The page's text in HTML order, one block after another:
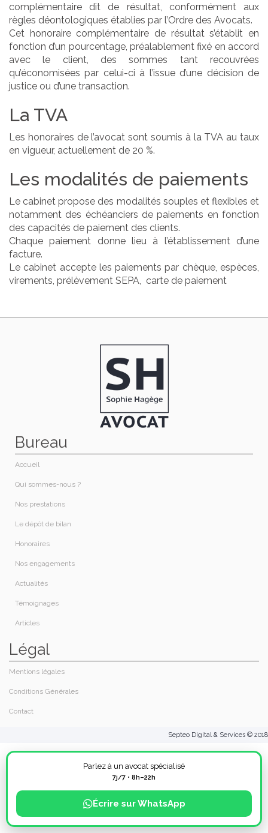
Parlez à un avocat spécialisé
7j/7 • 8h–22h
Écrire sur WhatsApp
complémentaire dit de résultat, conformément aux
règles déontologiques établies par l’Ordre des Avocats.
Cet honoraire complémentaire de résultat s’établit en
fonction d’un pourcentage, préalablement fixé en accord
avec le client, des sommes tant recouvrées
qu’économisées par celui-ci à l’issue d’une décision de
justice ou d’une transaction.
La TVA
Les honoraires de l’avocat sont soumis à la TVA au taux
en vigueur, actuellement de 20 %.
Les modalités de paiements
Le cabinet propose des modalités souples et flexibles et
notamment des échéanciers de paiements en fonction
des capacités de paiement des clients.
Chaque paiement donne lieu à l’établissement d’une
facture.
Le cabinet accepte les paiements par chèque, espèces,
virements, prélèvement SEPA, carte de paiement
Bureau
Accueil
Qui sommes-nous ?​
Nos prestations​
Le dépôt de bilan
Honoraires​
Nos engagements
Actualités
Témoignages
Articles
Légal
Contact
Mentions légales
Conditions Générales
Septeo Digital & Services © 2018